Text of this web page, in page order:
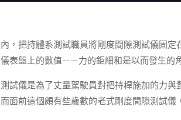
，把持體系測試職員將剛度間隙測試儀固
表盤上的數值——力的鉅細和是以而發生的
試儀是為了丈量駕駛員對把持桿施加的力
面前這個頗有些歲數的老式剛度間隙測試儀